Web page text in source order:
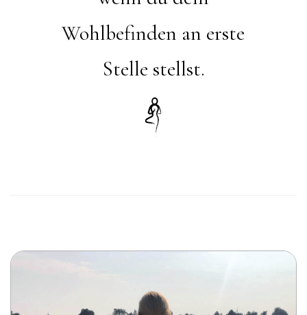
Wohlbefinden an erste
Stelle stellst.